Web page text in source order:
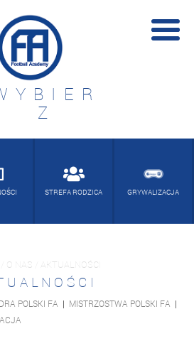
Z
STREFA RODZICA GRYWALIZACJA
O NAS / AKTUALNOŚCI
POLSKI FA | MISTRZOSTWA POLSKI FA |